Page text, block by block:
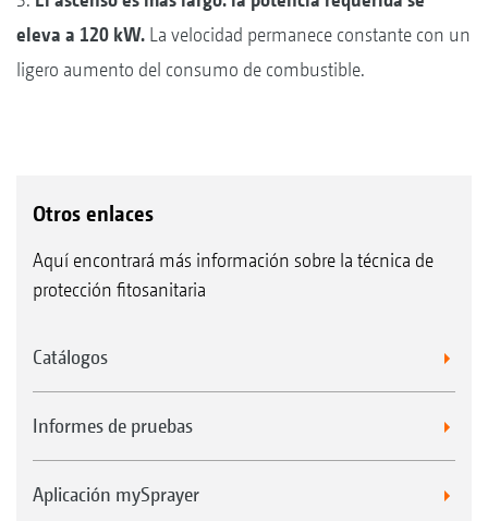
eleva a 120 kW. La velocidad permanece constante con un
ligero aumento del consumo de combustible.
Otros enlaces
Aquí encontrará más información sobre la técnica de
protección fitosanitaria
Catálogos
Informes de pruebas
Aplicación mySprayer